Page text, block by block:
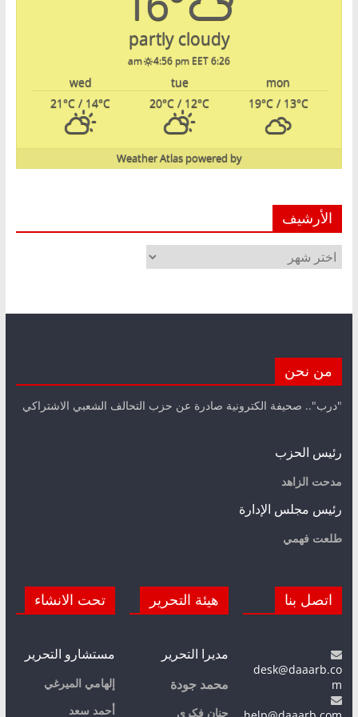
partly cloudy
6:26 am
4:56 pm EET
mon
tue
wed
19°C/ 13°C
20°C / 12°C
21°C / 14°C
powered by
Weather Atlas
الأرشيف
الأرشيف
من نحن
"درب".. صحيفة الكترونية صادرة عن حزب التحالف الشعبي الاشتراكي
رئيس الحزب
مدحت الزاهد
رئيس مجلس الإدارة
طلعت فهمي
اتصل بنا
desk@daaarb.co
m
هيئة التحرير
مديرا التحرير
محمد جودة
حنان فكري
تحت الانشاء
مستشارو التحرير
إلهامي الميرغي
أحمد سعد